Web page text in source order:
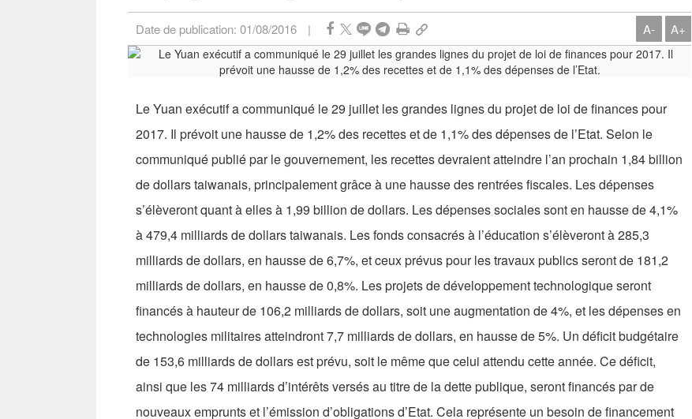
Date de publication: 01/08/2016 | A- A+
Le Yuan exécutif a communiqué le 29 juillet les grandes lignes du projet de loi de finances pour
2017. Il prévoit une hausse de 1,2% des recettes et de 1,1% des dépenses de l’Etat. Selon le
communiqué publié par le gouvernement, les recettes devraient atteindre l’an prochain 1,84 billion
de dollars taiwanais, principalement grâce à une hausse des rentrées fiscales. Les dépenses
s’élèveront quant à elles à 1,99 billion de dollars. Les dépenses sociales sont en hausse de 4,1%
à 479,4 milliards de dollars taiwanais. Les fonds consacrés à l’éducation s’élèveront à 285,3
milliards de dollars, en hausse de 6,7%, et ceux prévus pour les travaux publics seront de 181,2
milliards de dollars, en hausse de 0,8%. Les projets de développement technologique seront
financés à hauteur de 106,2 milliards de dollars, soit une augmentation de 4%, et les dépenses en
technologies militaires atteindront 7,7 milliards de dollars, en hausse de 5%. Un déficit budgétaire
de 153,6 milliards de dollars est prévu, soit le même que celui attendu cette année. Ce déficit,
ainsi que les 74 milliards d’intérêts versés au titre de la dette publique, seront financés par de
nouveaux emprunts et l’émission d’obligations d’Etat. Cela représente un besoin de financement